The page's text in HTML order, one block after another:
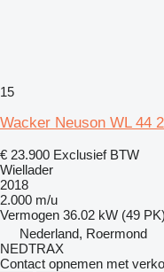
15
Wacker Neuson WL 44
€ 23.900 Exclusief BTW
Wiellader
2018
2.000 m/u
Vermogen 36.02 kW (49 PK)
Nederland, Roermond
NEDTRAX
Contact opnemen met